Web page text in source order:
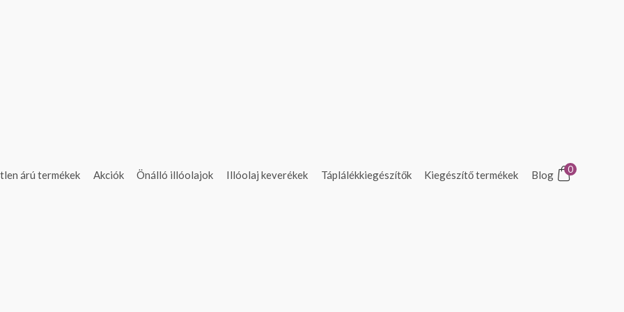
árú termékek Akciók Önálló illóolajok Illóolaj keverékek Táplálékkiegészítők Kiegészítő termékek Blog 0